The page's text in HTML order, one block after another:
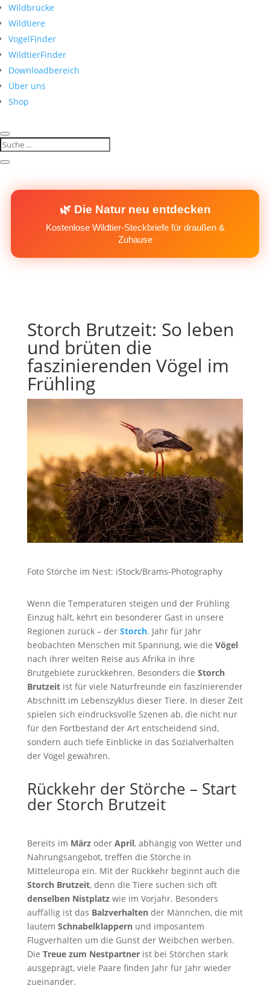
Wildbrücke
Wildtiere
VogelFinder
WildtierFinder
Downloadbereich
Über uns
Shop
🌿 Die Natur neu entdecken
Kostenlose Wildtier-Steckbriefe für draußen &
Zuhause
Storch Brutzeit: So leben
und brüten die
faszinierenden Vögel im
Frühling
Foto Störche im Nest: iStock/Brams-Photography
Wenn die Temperaturen steigen und der Frühling
Einzug hält, kehrt ein besonderer Gast in unsere
Regionen zurück – der Storch. Jahr für Jahr
beobachten Menschen mit Spannung, wie die Vögel
nach ihrer weiten Reise aus Afrika in ihre
Brutgebiete zurückkehren. Besonders die Storch
Brutzeitist für viele Naturfreunde ein faszinierender
Abschnitt im Lebenszyklus dieser Tiere. In dieser Zeit
spielen sich eindrucksvolle Szenen ab, die nicht nur
für den Fortbestand der Art entscheidend sind,
sondern auch tiefe Einblicke in das Sozialverhalten
der Vögel gewähren.
Rückkehr der Störche – Start
der Storch Brutzeit
Bereits im Märzoder April, abhängig von Wetter und
Nahrungsangebot, treffen die Störche in
Mitteleuropa ein. Mit der Rückkehr beginnt auch die
Storch Brutzeit, denn die Tiere suchen sich oft
denselben Nistplatzwie im Vorjahr. Besonders
auffällig ist das Balzverhaltender Männchen, die mit
lautem Schnabelklappernund imposantem
Flugverhalten um die Gunst der Weibchen werben.
Die Treue zum Nestpartnerist bei Störchen stark
ausgeprägt, viele Paare finden Jahr für Jahr wieder
zueinander.